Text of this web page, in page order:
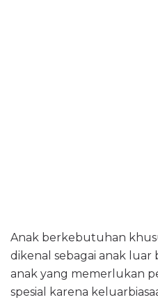
Anak berkebutuhan
dikenal sebagai anak luar
anak yang memerlukan
spesial karena